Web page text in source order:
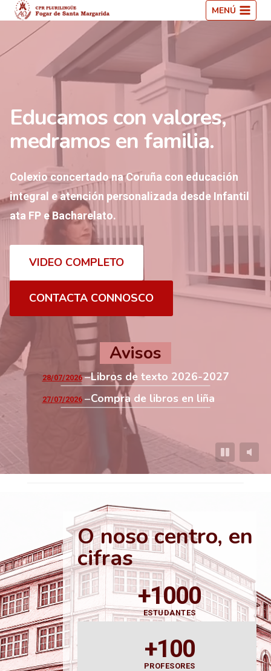
Saltar
ao
contido
MENÚ
Educamos con valores,
medramos en familia.
Colexio concertado na Coruña con educación
integral e atención personalizada desde Infantil
ata FP e Bacharelato.
VIDEO COMPLETO
CONTACTA CONNOSCO
Avisos
28/07/2026 Libros de texto 2026-2027
27/07/2026 Compra de libros en liña
O noso centro, en
cifras
+1000
ESTUDANTES
+100
PROFESORES